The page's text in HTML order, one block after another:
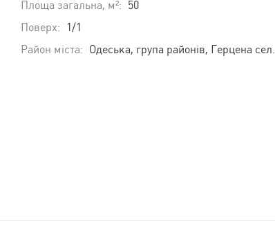
Площа загальна, м²: 50
Поверх:
1/1
Район міста: Одеська, група районів, Герцена сел.